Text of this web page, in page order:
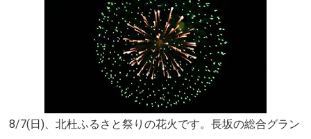
8/7(日)、北杜ふるさと祭りの花火です。長坂の総合グラン